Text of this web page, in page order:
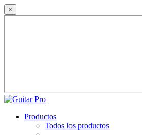
×
Productos
Todos los productos